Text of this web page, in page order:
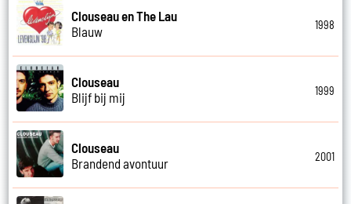
Clouseau en The Lau
Blauw
1998
Clouseau
Blijf bij mij
1999
Clouseau
Brandend avontuur
2001